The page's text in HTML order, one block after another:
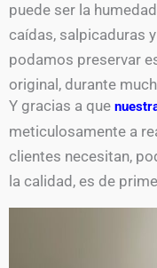
puede ser la
caídas, salpicaduras
podamos preservar
original, durante
Y gracias a que
meticulosamente a
clientes necesitan,
la calidad, es de